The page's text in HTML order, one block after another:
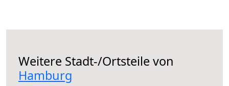
Weitere Stadt-/Ortsteile von
Hamburg